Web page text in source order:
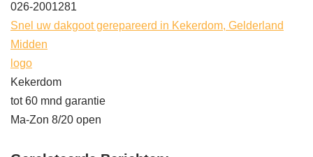
026-2001281
Snel uw dakgoot gerepareerd in Kekerdom, Gelderland
Midden
logo
Kekerdom
tot 60 mnd garantie
Ma-Zon 8/20 open